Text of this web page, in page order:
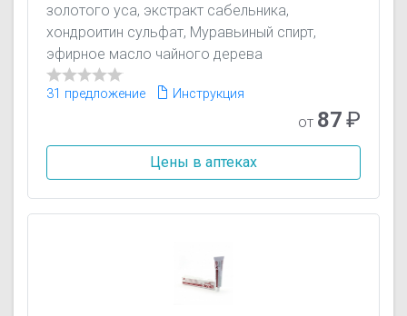
золотого уса, экстракт сабельника,
хондроитин сульфат, Муравьиный спирт,
эфирное масло чайного дерева
31 предложение Инструкция
от 87₽
Цены в аптеках